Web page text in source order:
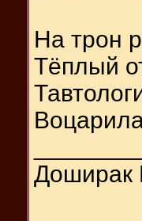
На трон
Тёплый
Доширак